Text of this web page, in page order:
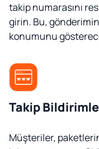
takip numarasını
girin. Bu,
konumunu
Takip
Müşteriler,